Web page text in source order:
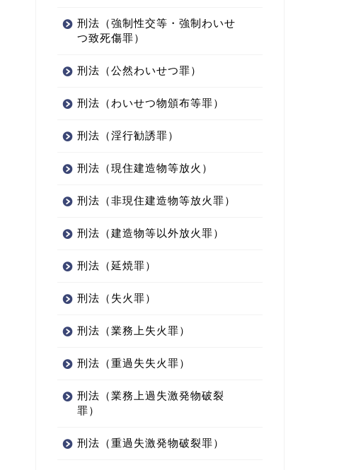
刑法（強制性交等・強制わいせ
つ致死傷罪）
刑法（公然わいせつ罪）
刑法（わいせつ物頒布等罪）
刑法（淫行勧誘罪）
刑法（現住建造物等放火）
刑法（非現住建造物等放火罪）
刑法（建造物等以外放火罪）
刑法（延焼罪）
刑法（失火罪）
刑法（業務上失火罪）
刑法（重過失失火罪）
刑法（業務上過失激発物破裂
罪）
刑法（重過失激発物破裂罪）